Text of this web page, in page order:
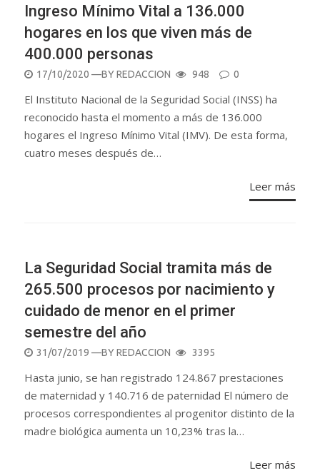
Ingreso Mínimo Vital a 136.000
hogares en los que viven más de
400.000 personas
POSTED
17/10/2020 —BYREDACCION 948 0
El Instituto Nacional de la Seguridad Social (INSS) ha
reconocido hasta el momento a más de 136.000
hogares el Ingreso Mínimo Vital (IMV). De esta forma,
cuatro meses después de…
Leer más
La Seguridad Social tramita más de
265.500 procesos por nacimiento y
cuidado de menor en el primer
semestre del año
POSTED
31/07/2019 —BYREDACCION 3395
Hasta junio, se han registrado 124.867 prestaciones
de maternidad y 140.716 de paternidad El número de
procesos correspondientes al progenitor distinto de la
madre biológica aumenta un 10,23% tras la…
Leer más